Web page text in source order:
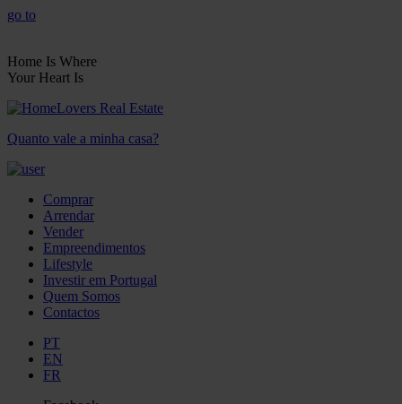
go to
Home Is Where
Your Heart Is
Quanto vale a minha casa?
Comprar
Arrendar
Vender
Empreendimentos
Lifestyle
Investir em Portugal
Quem Somos
Contactos
PT
EN
FR